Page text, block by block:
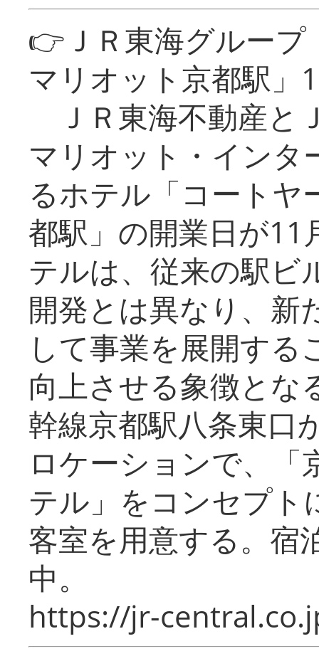
👉ＪＲ東海グルー
マリオット京都駅」
ＪＲ東海不動産と
マリオット・インタ
るホテル「コートヤ
都駅」の開業日が11
テルは、従来の駅ビ
開発とは異なり、新
して事業を展開する
向上させる象徴とな
幹線京都駅八条東口
ロケーションで、「
テル」をコンセプト
客室を用意する。宿
中。
https://jr-